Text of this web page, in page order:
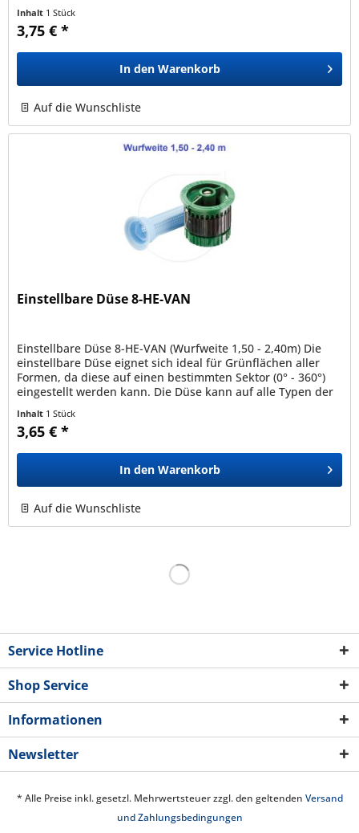
Inhalt 1 Stück
3,75 € *
In den Warenkorb
Auf die Wunschliste
Einstellbare Düse 8-HE-VAN
Einstellbare Düse 8-HE-VAN (Wurfweite 1,50 - 2,40m) Die
einstellbare Düse eignet sich ideal für Grünflächen aller
Formen, da diese auf einen bestimmten Sektor (0° - 360°)
eingestellt werden kann. Die Düse kann auf alle Typen der
Inhalt 1 Stück
3,65 € *
In den Warenkorb
Auf die Wunschliste
Service Hotline
Shop Service
Informationen
Newsletter
* Alle Preise inkl. gesetzl. Mehrwertsteuer zzgl. den geltenden Versand
und Zahlungsbedingungen